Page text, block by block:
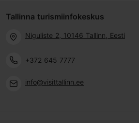
Tallinna turismiinfokeskus
Niguliste 2, 10146 Tallinn, Eesti
+372 645 7777
info@visittallinn.ee